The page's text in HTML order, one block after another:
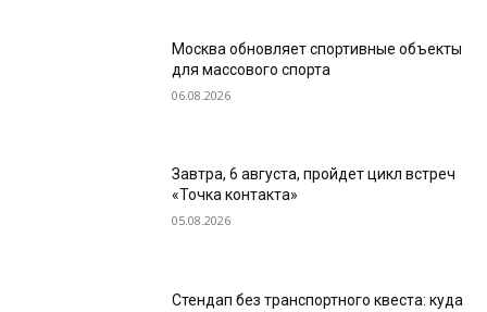
Москва обновляет спортивные объекты
для массового спорта
06.08.2026
Завтра, 6 августа, пройдет цикл встреч
«Точка контакта»
05.08.2026
Стендап без транспортного квеста: куда